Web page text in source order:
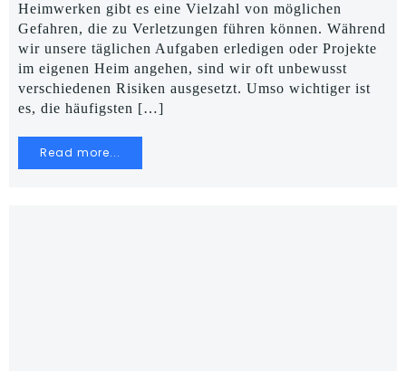
Heimwerken gibt es eine Vielzahl von möglichen
Gefahren, die zu Verletzungen führen können. Während
wir unsere täglichen Aufgaben erledigen oder Projekte
im eigenen Heim angehen, sind wir oft unbewusst
verschiedenen Risiken ausgesetzt. Umso wichtiger ist
es, die häufigsten […]
Read more...